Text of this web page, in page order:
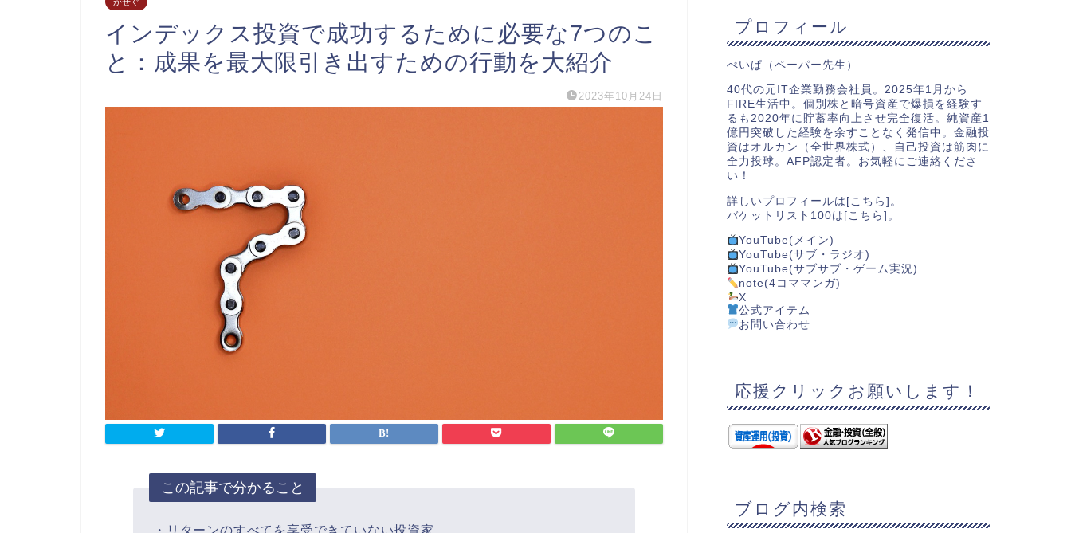
インデックス投資で成功するために必要な7つのこ
と：成果を最大限引き出すための行動を大紹介
2023年10月24日
この記事で分かること
プロフィール
ぺいぱ（ペーパー先生）
40代の元IT企業勤務会社員。2025年1月から
FIRE生活中。個別株と暗号資産で爆損を経験す
るも2020年に貯蓄率向上させ完全復活。純資産1
億円突破した経験を余すことなく発信中。金融投
資はオルカン（全世界株式）、自己投資は筋肉に
全力投球。AFP認定者。お気軽にご連絡くださ
い！
詳しいプロフィールは[ こちら ]。
バケットリスト100は[ こちら ]。
YouTube(メイン)
YouTube(サブ・ラジオ)
YouTube(サブサブ・ゲーム実況)
note(4コママンガ)
X
公式アイテム
お問い合わせ
応援クリックお願いします！
ブログ内検索